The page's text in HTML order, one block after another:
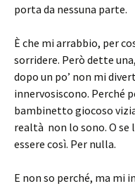
porta da nessuna parte.
È che mi arrabbio, per
sorridere. Però dette
dopo un po’ non mi
innervosiscono. Perché
bambinetto giocoso
realtà non lo sono. O se
essere così. Per nulla.
E non so perché, ma mi